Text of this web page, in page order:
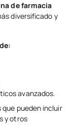
de farmacia
diversificado y
avanzados.
pueden incluir
y otros